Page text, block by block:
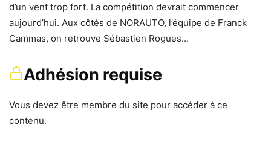
d’un vent trop fort. La compétition devrait commencer
aujourd’hui. Aux côtés de NORAUTO, l’équipe de Franck
Cammas, on retrouve Sébastien Rogues…
Adhésion requise
Vous devez être membre du site pour accéder à ce
contenu.